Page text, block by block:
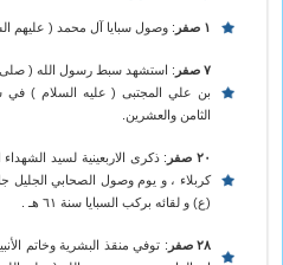
١ صفر : وصول سبايا آل محمد ( عليهم السلام
٧ صفر
: استشهد سبط رسول الله ( صلى
الثامن والعشرين.
٢٠ صفر
: ذکرى الاربعينية لسيد
کربلاء ، و يوم وصول الصحابي الجليل
(ع) و لقائه برکب السبايا سنة ٦١ هـ .
٢٨ صفر
: توفي منقذ البشرية وخاتم